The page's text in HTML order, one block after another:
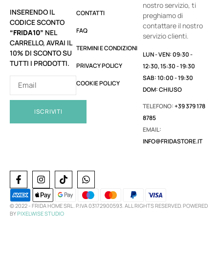
INSERENDO IL
CODICE SCONTO
“FRIDA10” NEL
CARRELLO, AVRAI IL
10% DI SCONTO SU
TUTTI I PRODOTTI.
ISCRIVITI
CONTATTI
FAQ
TERMINI E CONDIZIONI
PRIVACY POLICY
COOKIE POLICY
nostro servizio, ti
preghiamo di
contattare il nostro
servizio clienti.
LUN - VEN: 09:30 -
12:30, 15:30 - 19:30
SAB: 10:00 - 19:30
DOM: CHIUSO
TELEFONO:+39 379 178
8785
EMAIL:
INFO@FRIDASTORE.IT
© 2022 - FRIDA HOME SRL. P.IVA 03172900593. ALL RIGHTS RESERVED. POWERED
BYPIXELWISE STUDIO